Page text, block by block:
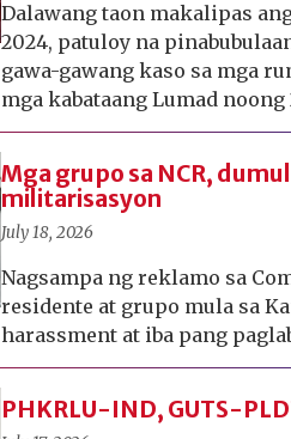
Dalawang taon makalipas
2024, patuloy na
gawa-gawang kaso sa mga
mga kabataang Lumad noong
Mga grupo sa NCR,
militarisasyon
July 18, 2026
Nagsampa ng reklamo sa
residente at grupo mula sa
harassment at iba pang
PHKRLU-IND, GUTS-